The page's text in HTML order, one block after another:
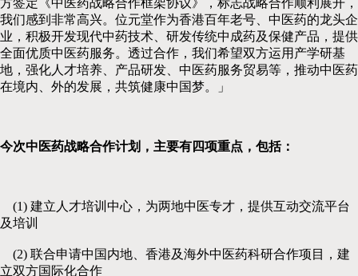
方签定《中医药战略合作框架协议》，标志战略合作顺利展开，
我们感到非常高兴。位元堂作为香港百年老号、中医药的龙头企
业，积极开发现代中药技术、研发传统中成药及保健产品，提供
全面优质中医药服务。透过合作，我们希望双方运用产学研基
地，强化人才培养、产品研发、中医药服务贸易等，推动中医药
在境内、外的发展，共筑健康中国梦。」
今次中医药战略合作计划，主要有四项重点，包括：
(1) 建立人才培训中心，为两地中医专才，提供互动交流平台
及培训
(2) 联合申请中国内地、香港及海外中医药科研合作项目，建
立双方国际化合作